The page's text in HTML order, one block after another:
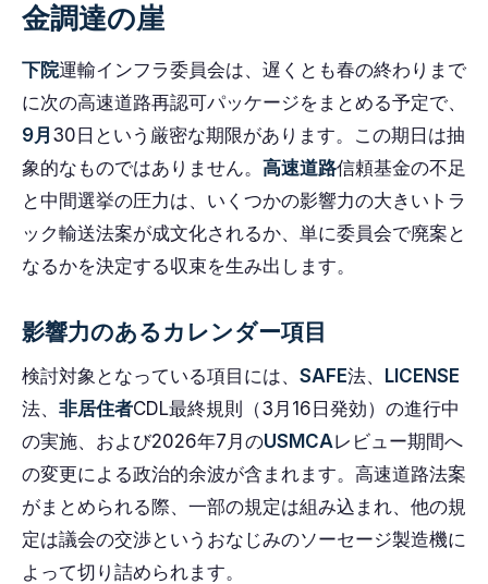
金調達の崖
下院運輸インフラ委員会は、遅くとも春の終わりまで
に次の高速道路再認可パッケージをまとめる予定で、
9月 30日という厳密な期限があります。この期日は抽
象的なものではありません。 高速道路信頼基金の不足
と中間選挙の圧力は、いくつかの影響力の大きいトラ
ック輸送法案が成文化されるか、単に委員会で廃案と
なるかを決定する収束を生み出します。
影響力のあるカレンダー項目
検討対象となっている項目には、 SAFE法、
LICENSE
法、 非居住者CDL最終規則（3月16日発効）の進行中
の実施、および2026年7月のUSMCAレビュー期間へ
の変更による政治的余波が含まれます。高速道路法案
がまとめられる際、一部の規定は組み込まれ、他の規
定は議会の交渉というおなじみのソーセージ製造機に
よって切り詰められます。